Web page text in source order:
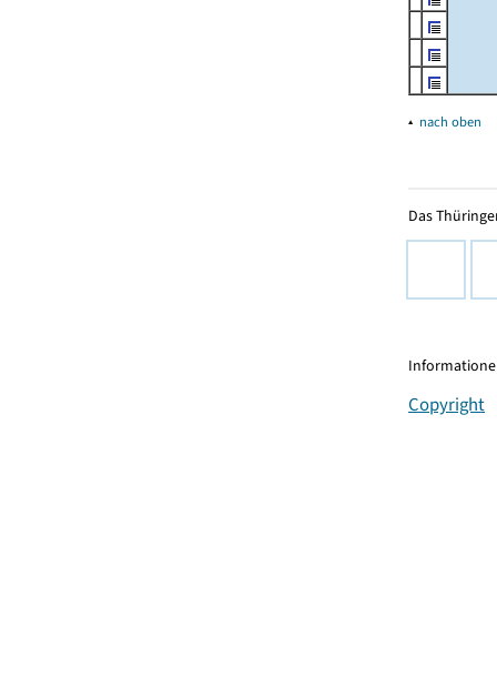
▴ nach oben
Das
Copyright